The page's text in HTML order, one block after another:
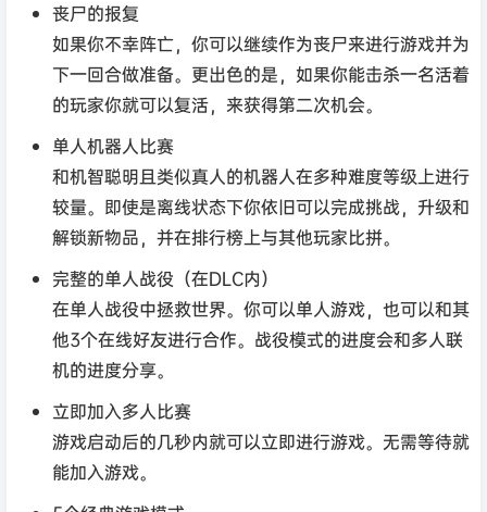
丧尸的报复
如果你不幸阵亡，你可以继续作为丧尸来进行游戏并为
下一回合做准备。更出色的是，如果你能击杀一名活着
的玩家你就可以复活，来获得第二次机会。
单人机器人比赛
和机智聪明且类似真人的机器人在多种难度等级上进行
较量。即使是离线状态下你依旧可以完成挑战，升级和
解锁新物品，并在排行榜上与其他玩家比拼。
完整的单人战役（在DLC内）
在单人战役中拯救世界。你可以单人游戏，也可以和其
他3个在线好友进行合作。战役模式的进度会和多人联
机的进度分享。
立即加入多人比赛
游戏启动后的几秒内就可以立即进行游戏。无需等待就
能加入游戏。